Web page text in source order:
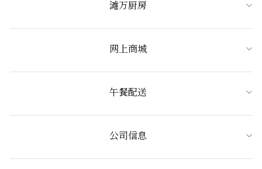
滩万厨房
网上商城
午餐配送
公司信息